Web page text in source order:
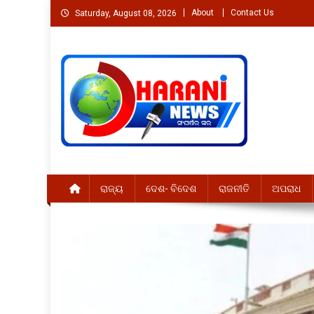
Skip
to
Saturday, August 08, 2026 About Contact Us
ରାଜ୍ୟ ଦେଶ- ବିଦେଶ ରାଜନୀତି ଅପରାଧ